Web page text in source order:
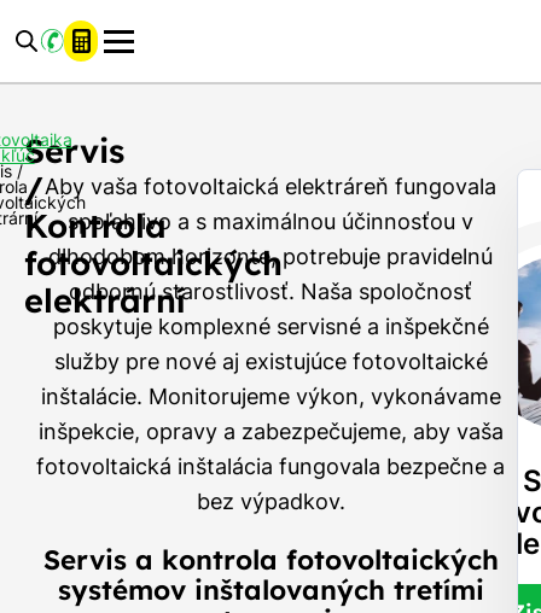
Servis
/
Kontrola
fotovoltaických
elektrární
/
Aby vaša fotovoltaická elektráreň fungovala
spoľahlivo a s maximálnou účinnosťou v
dlhodobom horizonte, potrebuje pravidelnú
odbornú starostlivosť. Naša spoločnosť
poskytuje komplexné servisné a inšpekčné
služby pre nové aj existujúce fotovoltaické
inštalácie. Monitorujeme výkon, vykonávame
inšpekcie, opravy a zabezpečujeme, aby vaša
fotovoltaická inštalácia fungovala bezpečne a
bez výpadkov.
Servis a kontrola fotovoltaických
systémov inštalovaných tretími